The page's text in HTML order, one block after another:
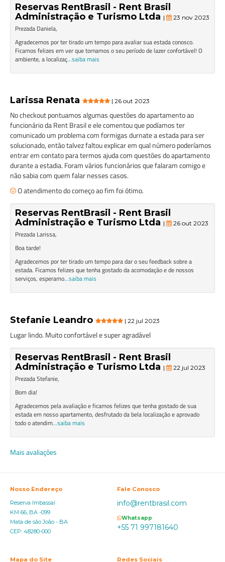
Reservas RentBrasil - Rent Brasil
Administração e Turismo Ltda | 23 nov 2023
Prezada Daniela,
Agradecemos por ter tirado um tempo para avaliar sua estada conosco.
Ficamos felizes em ver que tornamos o seu período de lazer confortável! O
ambiente, a localizaç...saiba mais
Larissa Renata | 26 out 2023
No checkout pontuamos algumas questões do apartamento ao
funcionário da Rent Brasil e ele comentou que podíamos ter
comunicado um problema com formigas durnate a estada para ser
solucionado, então talvez faltou explicar em qual número poderíamos
entrar em contato para termos ajuda com questões do apartamento
durante a estadia. Foram vários funcionários que falaram comigo e
não sabia com quem falar nesses casos.
O atendimento do começo ao fim foi ótimo.
Reservas RentBrasil - Rent Brasil
Administração e Turismo Ltda | 26 out 2023
Prezada Larissa,
Boa tarde!
Agradecemos por ter tirado um tempo para dar o seu feedback sobre a
estada. Ficamos felizes que tenha gostado da acomodação e de nossos
serviços, esperamo...saiba mais
Stefanie Leandro | 22 jul 2023
Lugar lindo. Muito confortável e super agradável
Reservas RentBrasil - Rent Brasil
Administração e Turismo Ltda | 22 jul 2023
Prezada Stefanie,
Bom dia!
Agradecemos pela avaliação e ficamos felizes que tenha gostado de sua
estada em nosso apartamento, desfrutado da bela localização e aprovado
todo o atendim...saiba mais
Mais avaliações
Nosso Endereço
Reserva Imbassaí
KM 66, BA -099
Mata de são João - BA
CEP: 48280-000
Fale Conosco
info@rentbrasil.com
Whatsapp
+55 71 997181640
Mapa do Site Redes Sociais